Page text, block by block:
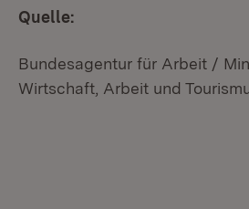
Quelle:
Bundesagentur für Arbeit /
Wirtschaft, Arbeit und